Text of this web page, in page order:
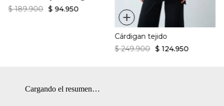
$ 189.900 $ 94.950 +
Cárdigan tejido
$ 249.900 $ 124.950
Cargando el resumen…